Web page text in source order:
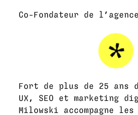
Co-Fondateur de
Fort de plus de 25 ans
UX, SEO et marketing
Milowski accompagne